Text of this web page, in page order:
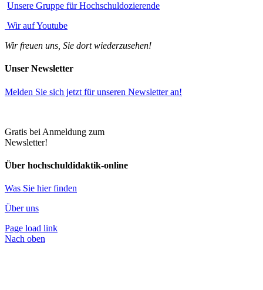
Unsere Gruppe für Hochschuldozierende
Wir auf Youtube
Wir freuen uns, Sie dort wiederzusehen!
Unser Newsletter
Melden Sie sich jetzt für unseren Newsletter an!
Gratis bei Anmeldung zum
Newsletter!
Über hochschuldidaktik-online
Was Sie hier finden
Über uns
Page load link
Nach oben